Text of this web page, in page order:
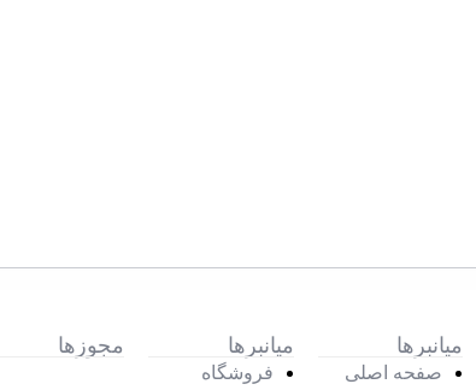
میانبرها
صفحه اصلی
میانبرها
فروشگاه
مجوزها